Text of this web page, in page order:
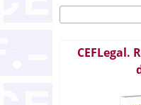
Formulario
Buscar
CEFLegal.